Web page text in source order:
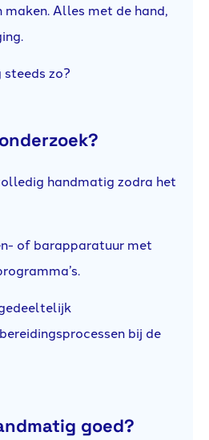
maken. Alles met de hand,
zo?
handmatig zodra het
of barapparatuur met
bij de
goed?